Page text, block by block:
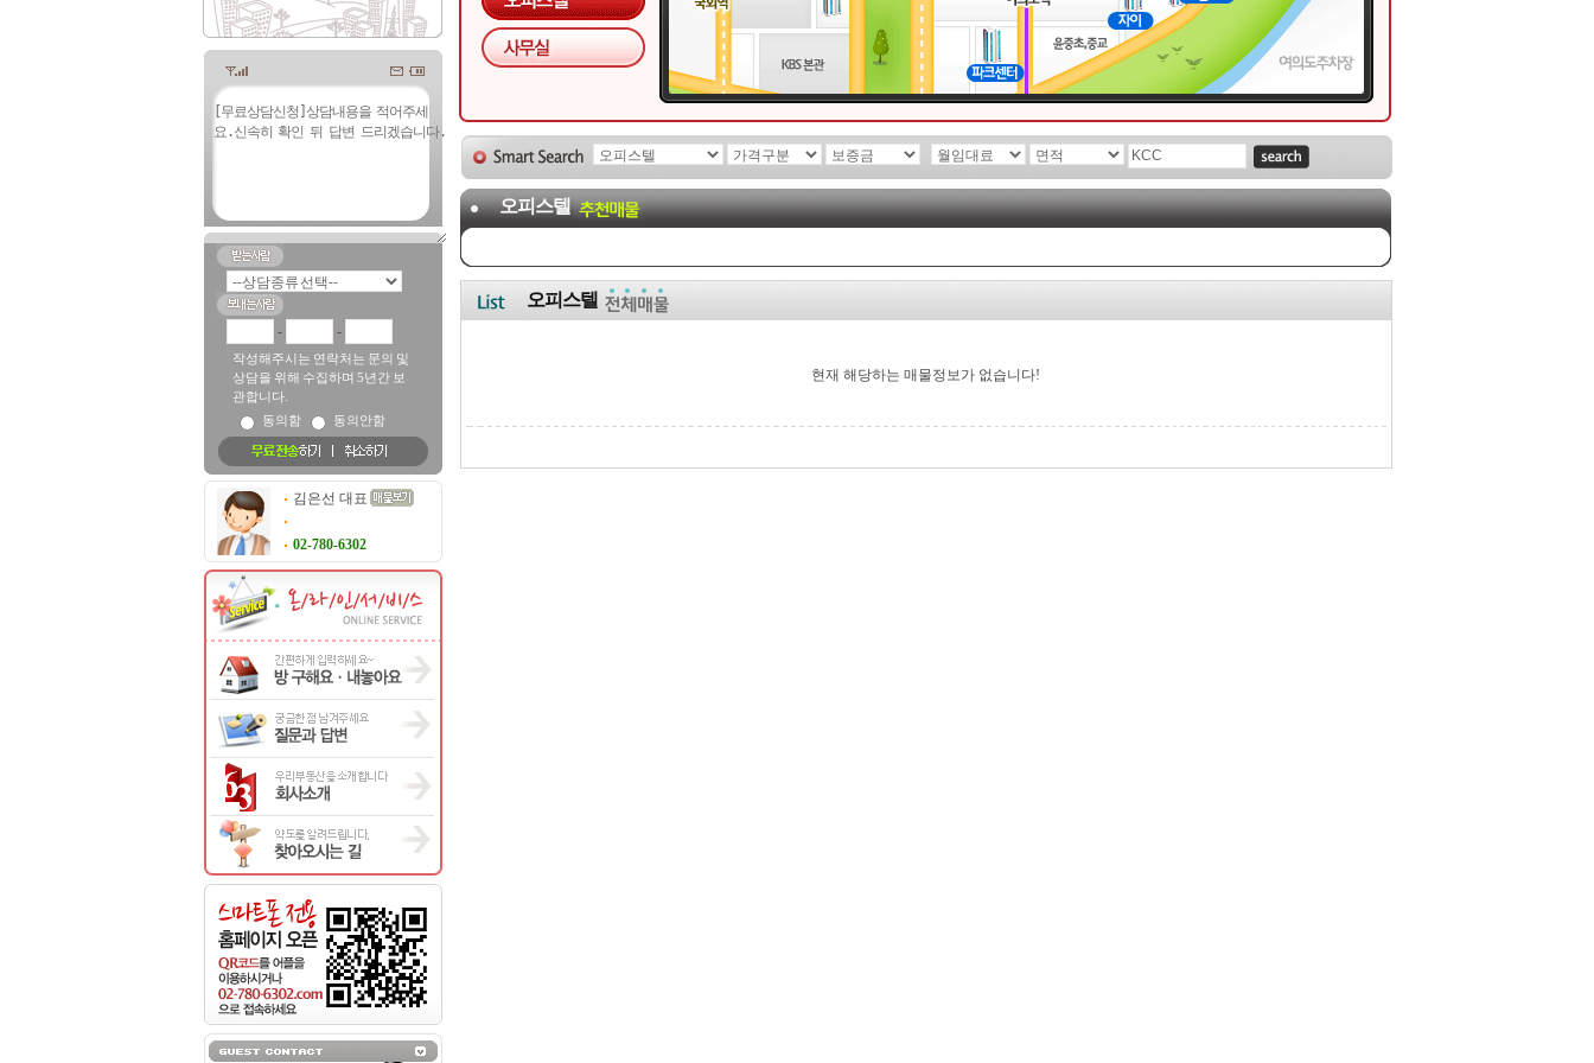
- -
작성해주시는 연락처는 문의 및
상담을 위해 수집하며 5년간 보
관합니다.
동의함
동의안함
김은선 대표
02-780-6302
오피스텔
오피스텔
현재 해당하는 매물정보가 없습니다!